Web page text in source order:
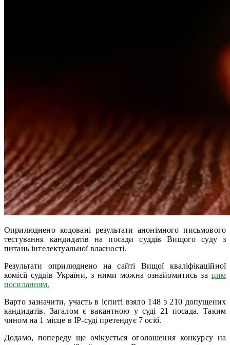
Оприлюднено кодовані результати анонімного письмового
тестування кандидатів на посади суддів Вищого суду з
питань інтелектуальної власності.
Результати оприлюднено на сайті Вищої кваліфікаційної
комісії суддів України, з ними можна ознайомитись за цим
посиланням.
Варто зазначити, участь в іспиті взяло 148 з 210 допущених
кандидатів. Загалом є вакантною у суді 21 посада. Таким
чином на 1 місце в IP-суді претендує 7 осіб.
Додамо, попереду ще очікується оголошення конкурсу на